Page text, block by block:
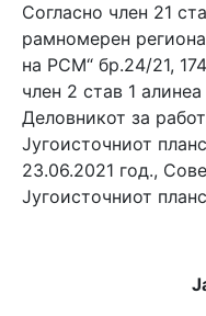
Согласно член 21
рамномерен
на РСМ“ бр.24/21,
член 2 став 1
Деловникот за
Југоисточниот
23.06.2021 год.,
Југоисточниот